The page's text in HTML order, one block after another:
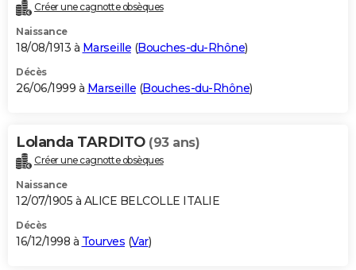
Créer une cagnotte obsèques
Naissance
18/08/1913 à Marseille (Bouches-du-Rhône)
Décès
26/06/1999 à Marseille (Bouches-du-Rhône)
Lolanda TARDITO (93 ans)
Créer une cagnotte obsèques
Naissance
12/07/1905 à ALICE BELCOLLE ITALIE
Décès
16/12/1998 à Tourves (Var)